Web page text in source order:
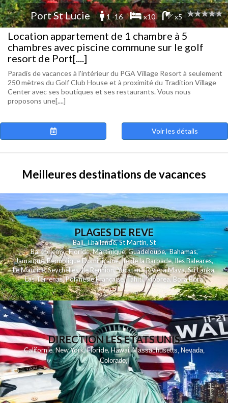
Port St Lucie 1 -16 x10 x5
Location appartement de 1 chambre à 5
chambres avec piscine commune sur le golf
resort de Port[....]
Paradis de vacances à l'intérieur du PGA Village Resort à seulement
250 mètres du Golf Club House et à proximité du Tradition Village
Center avec ses boutiques et ses restaurants. Vous nous
proposons une[....]
Voir les détails
Meilleures destinations de vacances
PLAGES DE REVE
Bali,Thailande,St Martin,St
Barthelemy,Floride,Martinique,Guadeloupe,Bahamas,
Jamaique,Republique Dominicaine,Ile de la Barbade,Iles Baleares,
Ile Maurice,Seychelles,Ile Reunion ,Yucatan - Riviera Maya,Sri Lanka,
Las Terrenas,Polynesie Française,Tahiti,Moorea, Bora Bora
DIRECTION LES ETATS UNIS
Californie,New York,Floride,Hawai,Massachusetts, Nevada,
Colorado,